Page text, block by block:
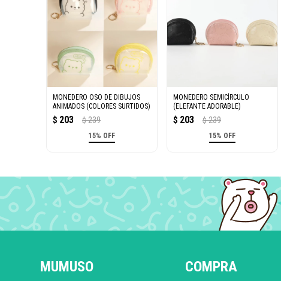
MONEDERO OSO DE DIBUJOS
ANIMADOS (COLORES SURTIDOS)
$ 203 $ 239
15% OFF
MONEDERO SEMICÍRCULO
(ELEFANTE ADORABLE)
$ 203 $ 239
15% OFF
MUMUSO COMPRA